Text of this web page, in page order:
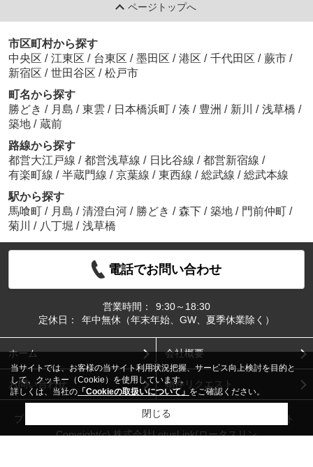
ページトップへ
市区町村から探す
中央区 / 江東区 / 台東区 / 墨田区 / 港区 / 千代田区 / 蕨市 /
新宿区 / 世田谷区 / 松戸市
町名から探す
勝どき / 月島 / 東雲 / 日本橋浜町 / 湊 / 豊洲 / 新川 / 浅草橋 /
築地 / 蔵前
路線から探す
都営大江戸線 / 都営浅草線 / 日比谷線 / 都営新宿線 /
有楽町線 / 半蔵門線 / 京葉線 / 東西線 / 総武線 / 総武本線
駅から探す
馬喰町 / 月島 / 清澄白河 / 勝どき / 森下 / 築地 / 門前仲町 /
菊川
/ 八丁堀 / 浅草橋
電話でお問い合わせ
営業時間：
9:30～18:30
定休日：
年中無休（年末年始、GW、夏季休業除く）
ホーム 会社概要
お問い合わせ 物件リクエスト
プライバシーポリシー 利用規約
PCサイト
Copyright(c) 株式会社LotusLink(ロータスリン
当サイトでは、お客様の当サイト利用状況把握、サービス向上検討を目的と
して、クッキー（Cookie）を使用しています。
詳しくは、当社の 「Cookieの取扱いについて」をご確認ください。
閉じる